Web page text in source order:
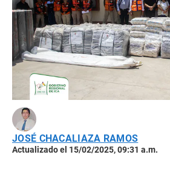
JOSÉ CHACALIAZA RAMOS
Actualizado el 15/02/2025, 09:31 a.m.